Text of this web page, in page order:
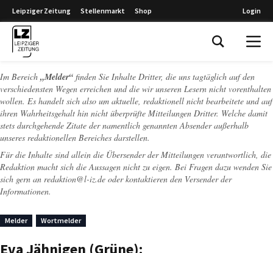
Leipziger Zeitung Stellenmarkt Shop Login
Im Bereich „Melder“ finden Sie Inhalte Dritter, die uns tagtäglich auf den
verschiedensten Wegen erreichen und die wir unseren Lesern nicht vorenthalten
wollen. Es handelt sich also um aktuelle, redaktionell nicht bearbeitete und auf
ihren Wahrheitsgehalt hin nicht überprüfte Mitteilungen Dritter. Welche damit
stets durchgehende Zitate der namentlich genannten Absender außerhalb
unseres redaktionellen Bereiches darstellen.
Für die Inhalte sind allein die Übersender der Mitteilungen verantwortlich, die
Redaktion macht sich die Aussagen nicht zu eigen. Bei Fragen dazu wenden Sie
sich gern an redaktion@l-iz.de oder kontaktieren den Versender der
Informationen.
Melder Wortmelder
Eva Jähnigen (Grüne):